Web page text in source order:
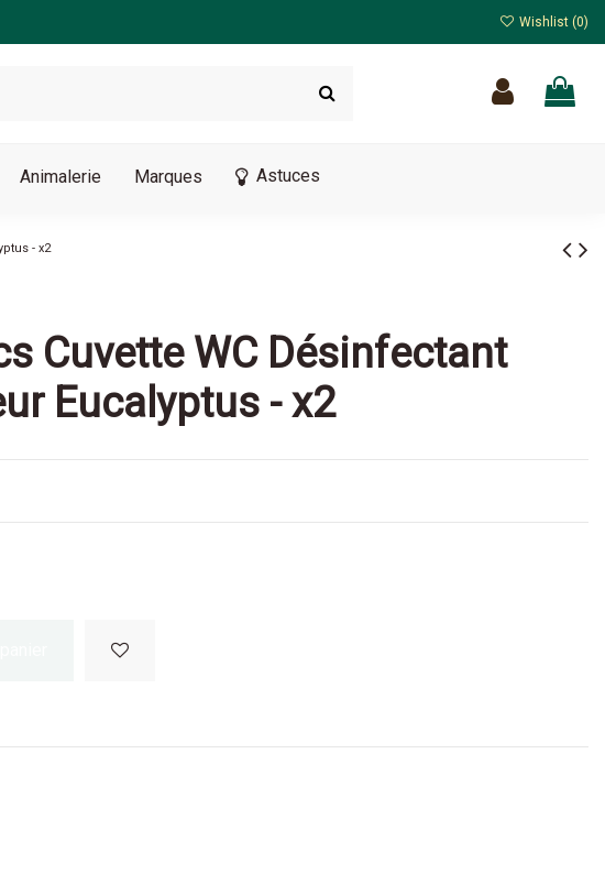
Wishlist (0)
Animalerie Marques Astuces
- x2
Cuvette WC Désinfectant
Eucalyptus - x2